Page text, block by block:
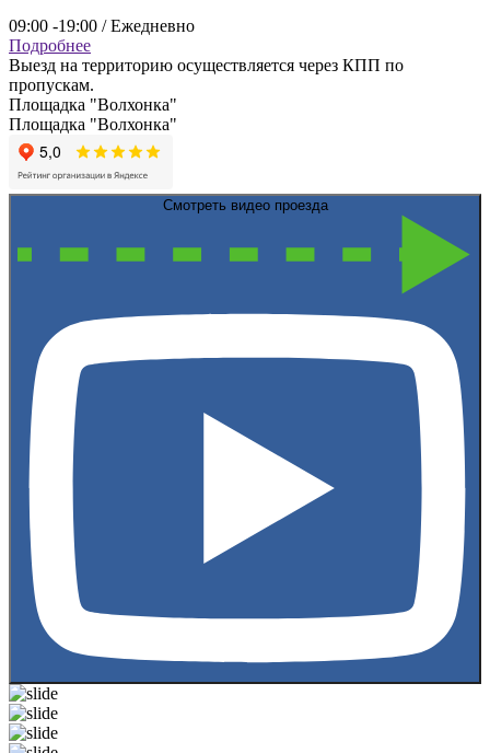
09:00 -19:00 / Ежедневно
Подробнее
Выезд на территорию осуществляется через КПП по
пропускам.
Площадка "Волхонка"
Площадка "Волхонка"
Смотреть видео проезда